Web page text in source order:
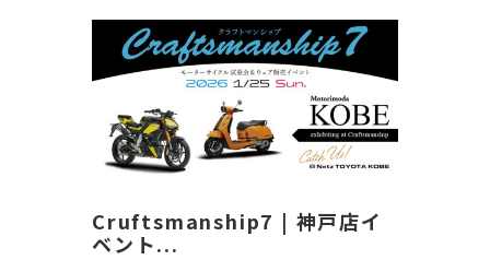
Cruftsmanship7 | 神戸店イ
ベント...